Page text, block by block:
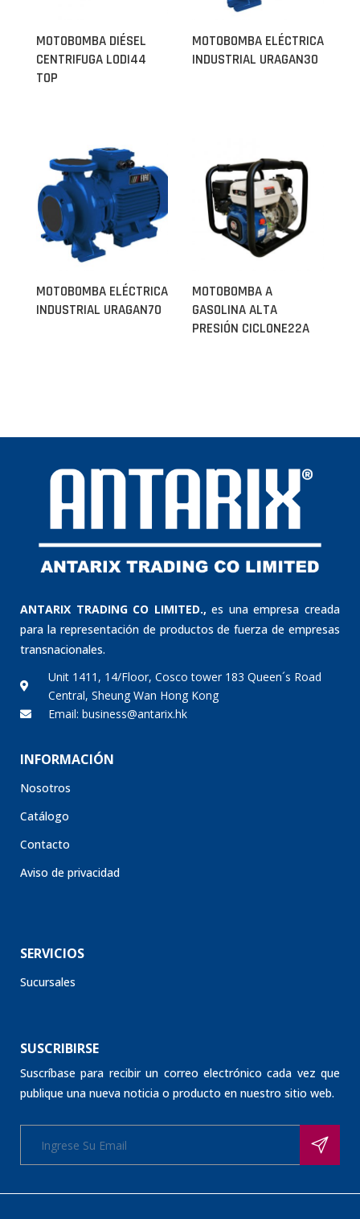
MOTOBOMBA DIÉSEL
CENTRIFUGA LODI44
TOP
MOTOBOMBA ELÉCTRICA
INDUSTRIAL URAGAN30
MOTOBOMBA ELÉCTRICA
INDUSTRIAL URAGAN70
MOTOBOMBA A
GASOLINA ALTA
PRESIÓN CICLONE22A
ANTARIX TRADING CO LIMITED., es una empresa creada
para la representación de productos de fuerza de empresas
transnacionales.
Unit 1411, 14/Floor, Cosco tower 183 Queen´s Road
Central, Sheung Wan Hong Kong
Email: business@antarix.hk
INFORMACIÓN
Nosotros
Catálogo
Contacto
Aviso de privacidad
SERVICIOS
Sucursales
SUSCRIBIRSE
Suscríbase para recibir un correo electrónico cada vez que
publique una nueva noticia o producto en nuestro sitio web.